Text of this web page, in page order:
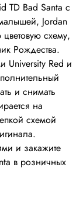
TD Bad Santa с
Jordan
схему,
Рождества.
University Red и
и снимать
на
схемой
и закажите
в розничных